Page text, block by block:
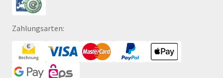
Zahlungsarten: